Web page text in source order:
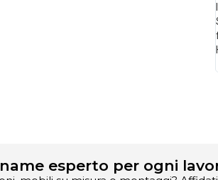
esperto per ogni